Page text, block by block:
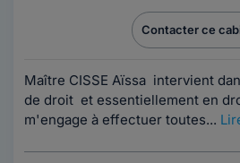
Contacter ce
Maître CISSE Aïssa intervient
de droit et essentiellement en
m'engage à effectuer toutes...